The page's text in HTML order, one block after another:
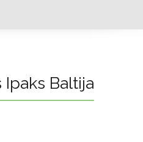
Baltija